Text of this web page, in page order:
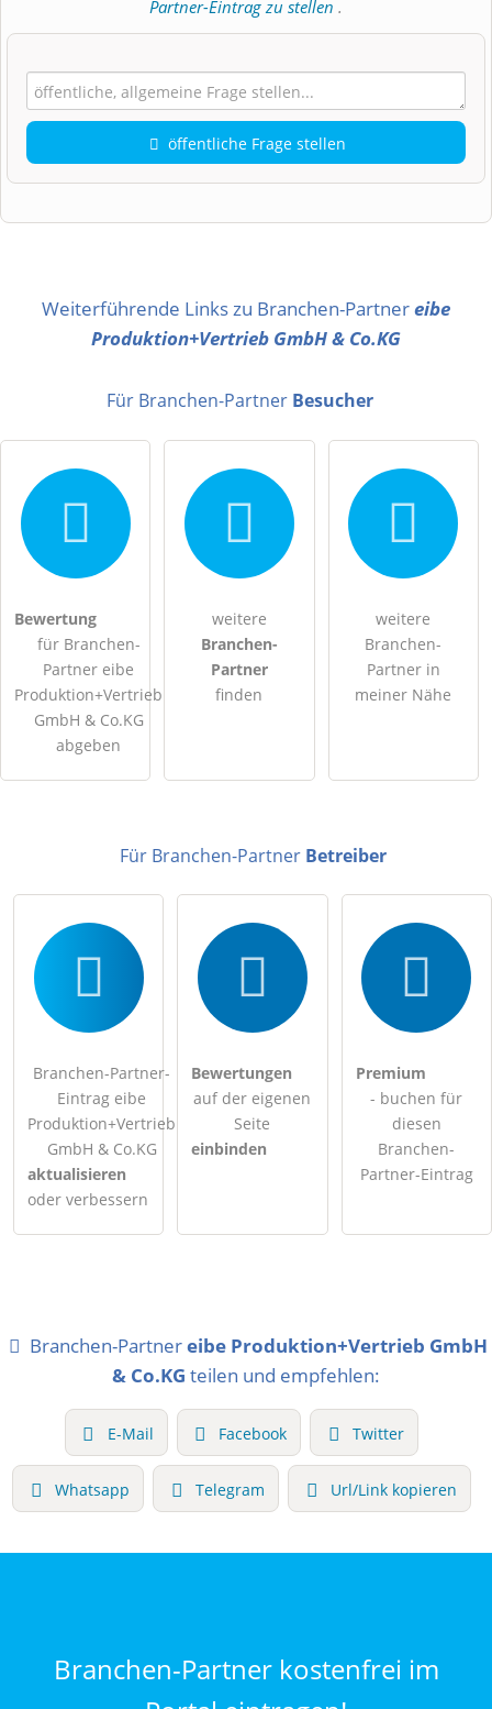
Partner-Eintrag zu stellen .
öffentliche Frage stellen
Name
E-Mail-Adresse (wird nicht veröffentlicht)
DieDatenschutzerklärung habe ich zur Kenntnis genommen.
öffentliche Frage stellen Abbrechen
Hinweis:Bitte beachten Sie, öffentliche Fragen sind
Besucher sichtbar
Weiterführende Links zu Branchen-Partnereibe
Produktion+Vertrieb GmbH & Co.KG
Für Branchen-Partner Besucher
Bewertung
für Branchen-
Partner eibe
Produktion+Vertrieb
GmbH & Co.KG
abgeben
weitere
Branchen-
Partner
finden
weitere
Branchen-
Partner in
meiner Nähe
Für Branchen-Partner Betreiber
Branchen-Partner-
Eintrag eibe
Produktion+Vertrieb
GmbH & Co.KG
aktualisieren
oder verbessern
Bewertungen
auf der eigenen
Seite
einbinden
Premium
- buchen für
diesen
Branchen-
Partner-Eintrag
Branchen-Partnereibe Produktion+Vertrieb GmbH
& Co.KG teilen und empfehlen:
E-Mail Facebook Twitter
Whatsapp Telegram Url/Link kopieren
Branchen-Partner kostenfrei im